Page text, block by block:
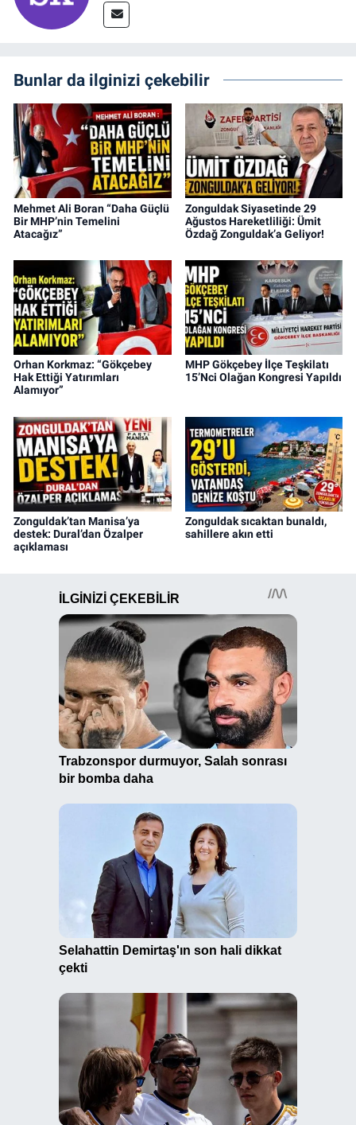
Bunlar da ilginizi çekebilir
Mehmet Ali Boran “Daha Güçlü
Bir MHP’nin Temelini
Atacağız”
Zonguldak Siyasetinde 29
Ağustos Hareketliliği: Ümit
Özdağ Zonguldak’a Geliyor!
Orhan Korkmaz: “Gökçebey
Hak Ettiği Yatırımları
Alamıyor”
MHP Gökçebey İlçe Teşkilatı
15’Nci Olağan Kongresi Yapıldı
Zonguldak’tan Manisa’ya
destek: Dural’dan Özalper
açıklaması
Zonguldak sıcaktan bunaldı,
sahillere akın etti